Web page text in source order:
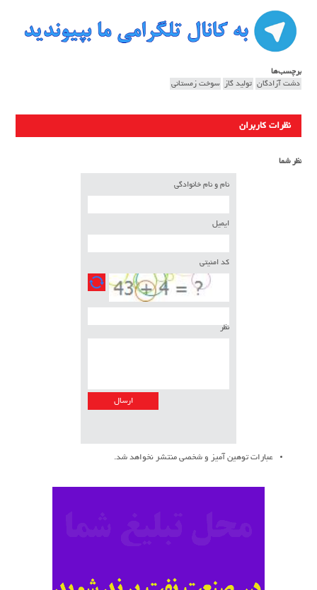
برچسب‌ها
دشت آزادگان تولید گاز سوخت زمستانی
نظرات کاربران
نظر شما
نام و نام خانوادگی
ایمیل
کد امنیتی
نظر
عبارات توهین آمیز و شخصی منتشر نخواهد شد.